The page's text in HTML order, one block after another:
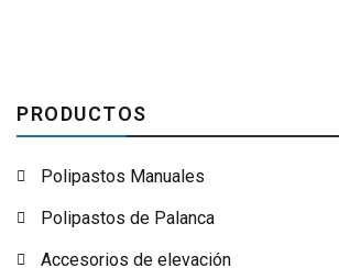
PRODUCTOS
Polipastos Manuales
Polipastos de Palanca
Accesorios de elevación